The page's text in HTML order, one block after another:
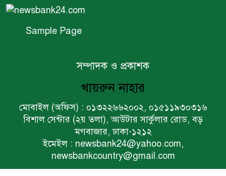
৬
টাকার ৯ প্রকল্প অনুমোদন
ইসলামী ব্যাংকের বোর্ড সভা
অনুষ্ঠিত
ফরচুন সুজের চেয়ারম্যানসহ
কর্মকর্তাদের ৭ কোটি ২০ লাখ টাকা
জরিমানা
Sample Page
সম্পাদক ও প্রকাশক
খায়রুন নাহার
মোবাইল (অফিস) : ০১৩২২৬৬২০০২, ০১৫১১৯৩০৩১৬
বিশাল সেন্টার (২য় তলা), আউটার সার্কুলার রোড, বড়
মগবাজার, ঢাকা-১২১২
ইমেইল : newsbank24@yahoo.com,
newsbankcountry@gmail.com